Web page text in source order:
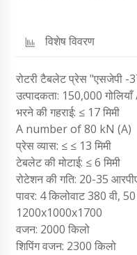
विशेष विवरण
रोटरी टैबलेट प्रेस "एसजेपी -
उत्पादकता: 150,000 गोलियाँ
भरने की गहराई: ≤ 17 मिमी
A number of 80 kN (A)
प्रेस व्यास: ≤ ≤ 13 मिमी
टेबलेट की मोटाई: ≤ 6 मिमी
रोटेशन की गति: 20-35
पावर: 4 किलोवाट 380 वी,
1200x1000x1700
वजन: 2000 किलो
शिपिंग वजन: 2300 किलो